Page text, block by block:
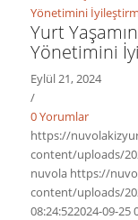
Yurt
Yönetimini
Eylül 21, 2024
/
0 Yorumlar
https://
content/uploads/
nuvola https://
content/uploads/
08:24:522024-09-25